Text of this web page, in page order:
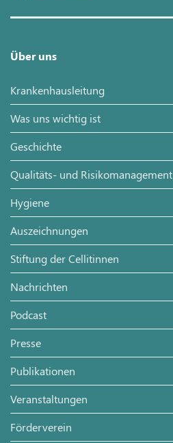
Über uns
Krankenhausleitung
Was uns wichtig ist
Geschichte
Qualitäts- und Risikomanagement
Hygiene
Auszeichnungen
Stiftung der Cellitinnen
Nachrichten
Podcast
Presse
Publikationen
Veranstaltungen
Förderverein